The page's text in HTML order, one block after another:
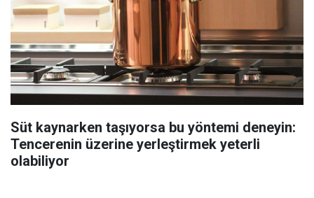
Süt kaynarken taşıyorsa bu yöntemi deneyin:
Tencerenin üzerine yerleştirmek yeterli
olabiliyor